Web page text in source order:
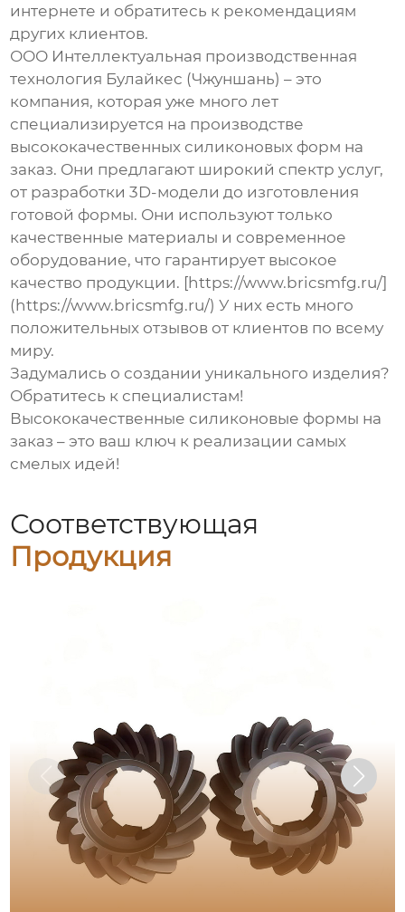
интернете и обратитесь к рекомендациям
других клиентов.
ООО Интеллектуальная производственная
технология Булайкес (Чжуншань) – это
компания, которая уже много лет
специализируется на производстве
высококачественных силиконовых форм на
заказ. Они предлагают широкий спектр услуг,
от разработки 3D-модели до изготовления
готовой формы. Они используют только
качественные материалы и современное
оборудование, что гарантирует высокое
качество продукции. [https://www.bricsmfg.ru/]
(https://www.bricsmfg.ru/) У них есть много
положительных отзывов от клиентов по всему
миру.
Задумались о создании уникального изделия?
Обратитесь к специалистам!
Высококачественные силиконовые формы на
заказ – это ваш ключ к реализации самых
смелых идей!
Соответствующая
Продукция